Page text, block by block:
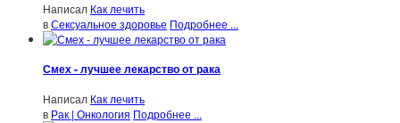
Написал Как лечить
вСексуальное здоровье Подробнее ...
Смех - лучшее лекарство от рака
Написал Как лечить
в Рак | Онкология Подробнее ...